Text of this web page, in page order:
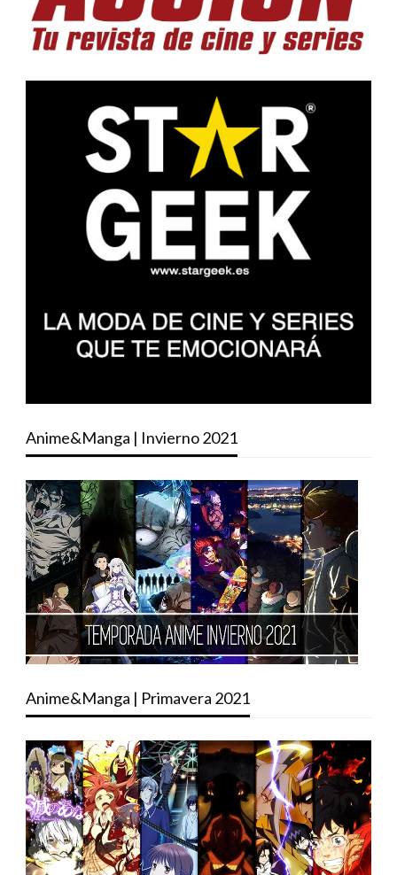
Anime&Manga | Invierno 2021
Anime&Manga | Primavera 2021